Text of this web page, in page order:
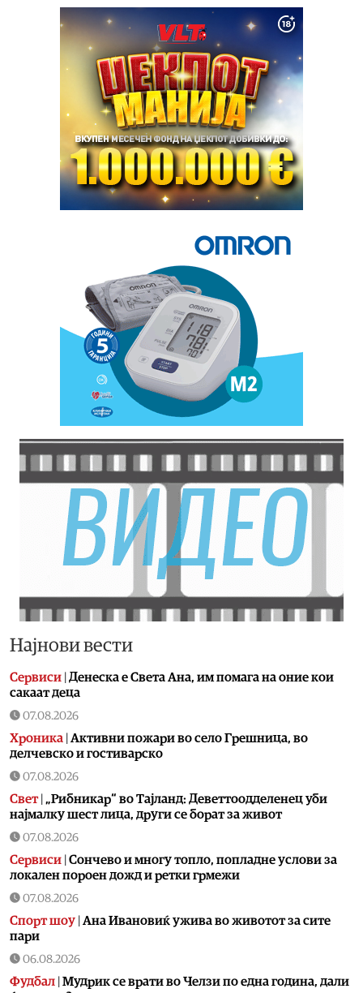
Најнови вести
Сервиси Денеска е Света Ана, им помага на оние кои
сакаат деца
07.08.2026
Хроника Aктивни пожари во село Грешница, во
делчевско и гостиварско
07.08.2026
Свет| „Рибникар“ во Тајланд: Деветтоодделенец уби
најмалку шест лица, други се борат за живот
07.08.2026
Сервиси Сончево и многу топло, попладне услови за
локален пороен дожд и ретки грмежи
07.08.2026
Спорт шоу Aна Ивановиќ ужива во животот за сите
пари
06.08.2026
Фудбал Мудрик се врати во Челзи по една година, дали